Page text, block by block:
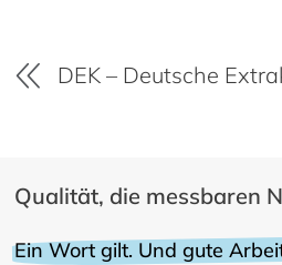
DF World of
Qualität, die messbaren
Ein Wort gilt. Und gute